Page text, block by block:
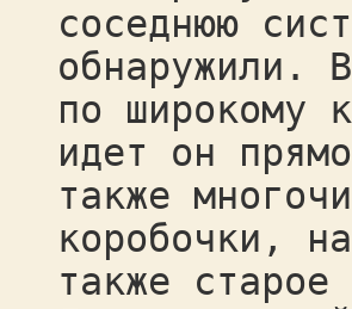
соседнюю
обнаружили.
по широкому
идет он
также
коробочки,
также